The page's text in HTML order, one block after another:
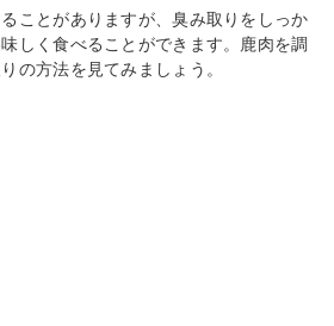
ことがありますが、臭み取りをしっか
しく食べることができます。鹿肉を調
の方法を見てみましょう。